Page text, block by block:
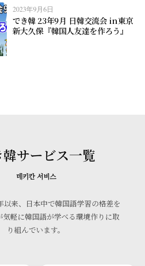
2023年9月6日
でき韓 23年9月 日韓交流会 in東京
新大久保『韓国人友達を作ろう』
サービス一覧
데키칸 서비스
以来、日本中で韓国語学習の格差を
気軽に韓国語が学べる環境作りに取
り組んでいます。